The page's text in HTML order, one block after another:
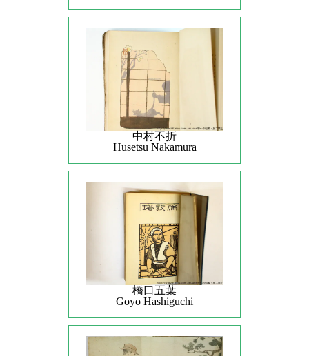
中村不折
Husetsu Nakamura
橋口五葉
Goyo Hashiguchi